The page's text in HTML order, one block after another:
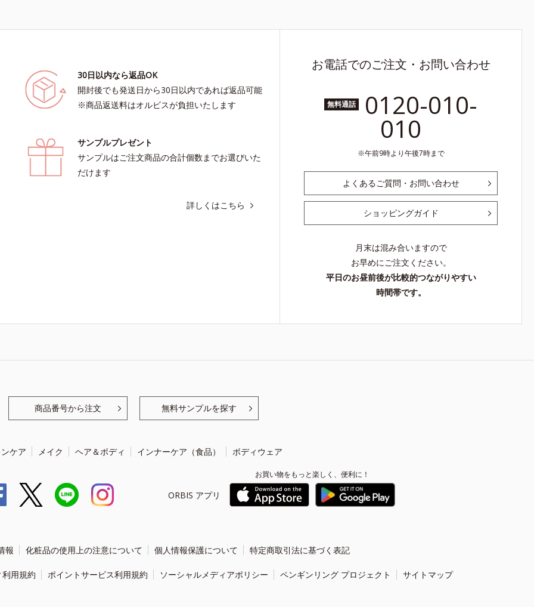
30日以内なら返品OK
開封後でも発送日から30日以内であれば返品可能
※商品返送料はオルビスが負担いたします
サンプルプレゼント
サンプルはご注文商品の合計個数までお選びいた
だけます
詳しくはこちら
お電話でのご注文・お問い合わせ
無料通話 0120-010-
010
午前9時より午後7時まで
よくあるご質問・お問い合わせ
ショッピングガイド
月末は混み合いますので
お早めにご注文ください。
平日のお昼前後が比較的つながりやすい
時間帯です。
商品番号から注文 無料サンプルを探す
ケア メイク ヘア＆ボディ インナーケア（食品） ボディウェア
ORBIS アプリ
お買い物をもっと楽しく、便利に！
報 化粧品の使用上の注意について 個人情報保護について 特定商取引法に基づく表記
用規約 ポイントサービス利用規約 ソーシャルメディアポリシー ペンギンリング プロジェクト サイトマップ